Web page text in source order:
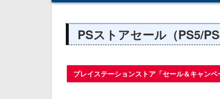
PSストアセール（PS5/
プレイステーションストア「セール＆キャンペ